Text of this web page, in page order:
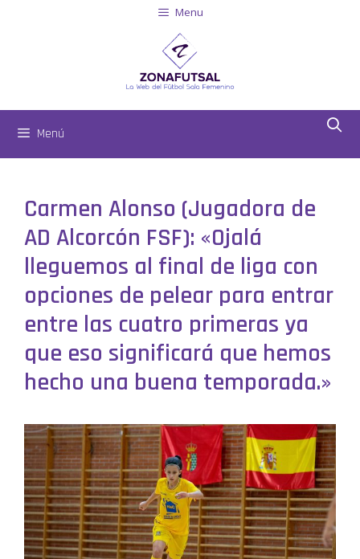
Menu
Menú
Carmen Alonso (Jugadora de
AD Alcorcón FSF): «Ojalá
lleguemos al final de liga con
opciones de pelear para entrar
entre las cuatro primeras ya
que eso significará que hemos
hecho una buena temporada.»